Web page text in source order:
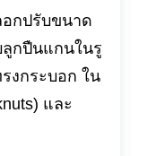
อกปรับขนาด
กปืนแกนในรู
งกระบอก ใน
และ